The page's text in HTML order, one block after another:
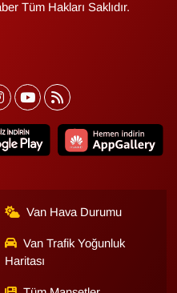
Tüm Hakları Saklıdır.
Van Hava Durumu
Van Trafik Yoğunluk
Haritası